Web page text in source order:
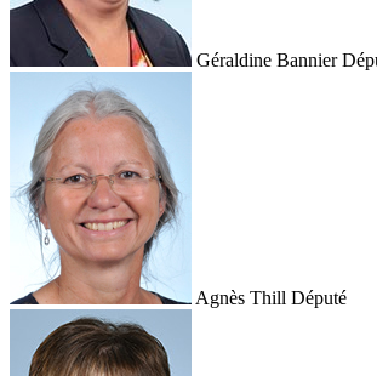
Géraldine Bannier
Agnès Thill Député